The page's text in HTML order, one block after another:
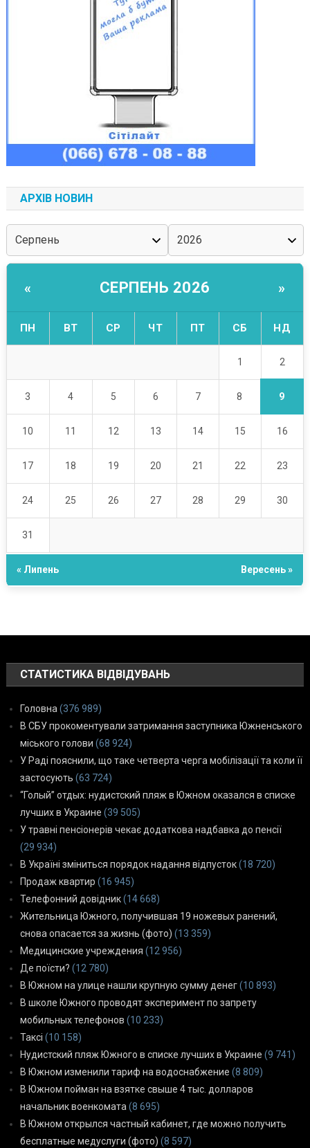
АРХІВ НОВИН
« СЕРПЕНЬ 2026 »
ПН ВТ СР ЧТ ПТ СБ НД
1 2
3 4 5 6 7 8 9
10 11 12 13 14 15 16
17 18 19 20 21 22 23
24 25 26 27 28 29 30
31
« Липень Вересень »
СТАТИСТИКА ВІДВІДУВАНЬ
Головна(376 989)
В СБУ прокоментували затримання заступника Южненського
міського голови (68 924)
У Раді пояснили, що таке четверта черга мобілізації та коли її
застосують (63 724)
“Голый” отдых: нудистский пляж в Южном оказался в списке
лучших в Украине (39 505)
У травні пенсіонерів чекає додаткова надбавка до пенсії
(29 934)
В Україні зміниться порядок надання відпусток(18 720)
Продаж квартир (16 945)
Телефонний довідник(14 668)
Жительница Южного, получившая 19 ножевых ранений,
снова опасается за жизнь (фото) (13 359)
Медицинские учреждения (12 956)
Де поїсти? (12 780)
В Южном на улице нашли крупную сумму денег(10 893)
В школе Южного проводят эксперимент по запрету
мобильных телефонов (10 233)
Таксі (10 158)
Нудистский пляж Южного в списке лучших в Украине (9 741)
В Южном изменили тариф на водоснабжение (8 809)
В Южном пойман на взятке свыше 4 тыс. долларов
начальник военкомата(8 695)
В Южном открылся частный кабинет, где можно получить
бесплатные медуслуги (фото) (8 597)